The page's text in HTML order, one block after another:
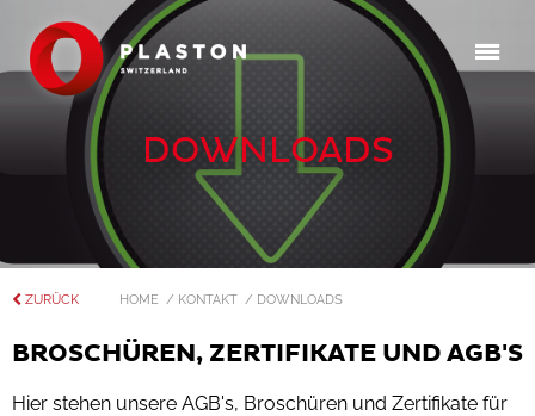
DOWNLOADS
ZURÜCK HOME / KONTAKT / DOWNLOADS
BROSCHÜREN, ZERTIFIKATE UND AGB'S
Hier stehen unsere AGB's, Broschüren und Zertifikate für